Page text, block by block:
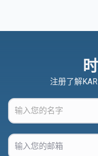
注册了解